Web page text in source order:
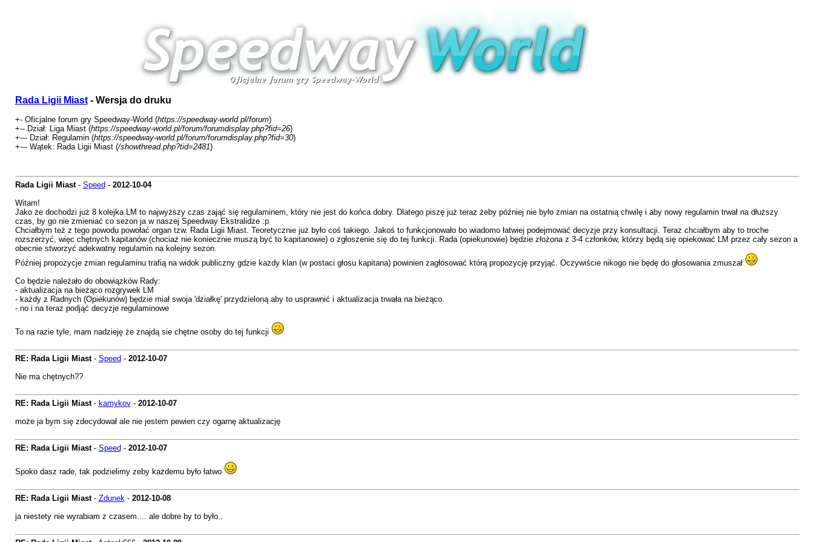
Rada Ligii Miast- Wersja do druku
+- Oficjalne forum gry Speedway-World (https://speedway-world.pl/forum)
+-- Dział: Liga Miast (https://speedway-world.pl/forum/forumdisplay.php?fid=26)
+--- Dział: Regulamin (https://speedway-world.pl/forum/forumdisplay.php?fid=30)
+--- Wątek: Rada Ligii Miast (/showthread.php?tid=2481)
Rada Ligii Miast- Speed - 2012-10-04
Witam!
Jako że dochodzi już 8 kolejka LM to najwyższy czas zająć się regulaminem, który nie jest do końca dobry. Dlatego piszę już teraz żeby później nie było zmian na ostatnią chwilę i aby nowy regulamin trwał na dłuższy
czas, by go nie zmieniać co sezon ja w naszej Speedway Ekstralidze :p
Chciałbym też z tego powodu powołać organ tzw. Rada Ligii Miast. Teoretycznie już było coś takiego. Jakoś to funkcjonowało bo wiadomo łatwiej podejmować decyzje przy konsultacji. Teraz chciałbym aby to troche
rozszerzyć, więc chętnych kapitanów (chociaż nie koniecznie muszą być to kapitanowie) o zgłoszenie się do tej funkcji. Rada (opiekunowie) będzie złożona z 3-4 członków, którzy będą się opiekować LM przez cały sezon a
obecnie stworzyć adekwatny regulamin na kolejny sezon.
Później propozycje zmian regulaminu trafią na widok publiczny gdzie każdy klan (w postaci głosu kapitana) powinien zagłosować którą propozycję przyjąć. Oczywiście nikogo nie będę do głosowania zmuszał
Co będzie należało do obowiązków Rady:
- aktualizacja na bieżąco rozgrywek LM
- każdy z Radnych (Opiekunów) będzie miał swoja 'działkę' przydzieloną aby to usprawnić i aktualizacja trwała na bieżąco.
- no i na teraz podjąć decyzje regulaminowe
To na razie tyle, mam nadzieję że znajdą sie chętne osoby do tej funkcji
RE: Rada Ligii Miast- Speed - 2012-10-07
Nie ma chętnych??
RE: Rada Ligii Miast- kamykov- 2012-10-07
może ja bym się zdecydował ale nie jestem pewien czy ogarnę aktualizację
RE: Rada Ligii Miast- Speed - 2012-10-07
Spoko dasz rade, tak podzielimy zeby każdemu było łatwo
RE: Rada Ligii Miast- Zdunek- 2012-10-08
ja niestety nie wyrabiam z czasem.... ale dobre by to było..